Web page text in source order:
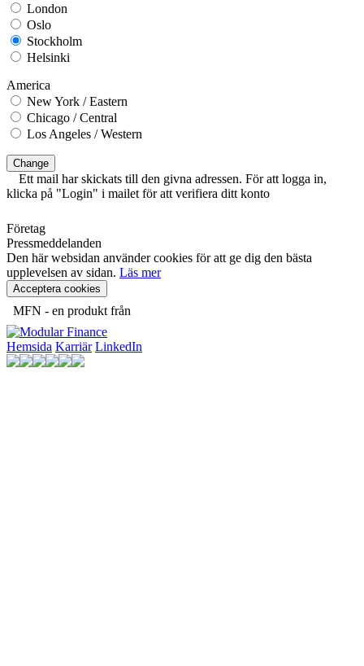
London
Oslo
Stockholm
Helsinki
America
New York / Eastern
Chicago / Central
Los Angeles / Western
Change
Ett mail har skickats till den givna adressen. För att logga in,
klicka på "Login" i mailet för att verifiera ditt konto
Företag
Pressmeddelanden
Den här websidan använder cookies för att ge dig den bästa
upplevelsen av sidan. Läs mer
Acceptera cookies
MFN - en produkt från
Hemsida Karriär LinkedIn